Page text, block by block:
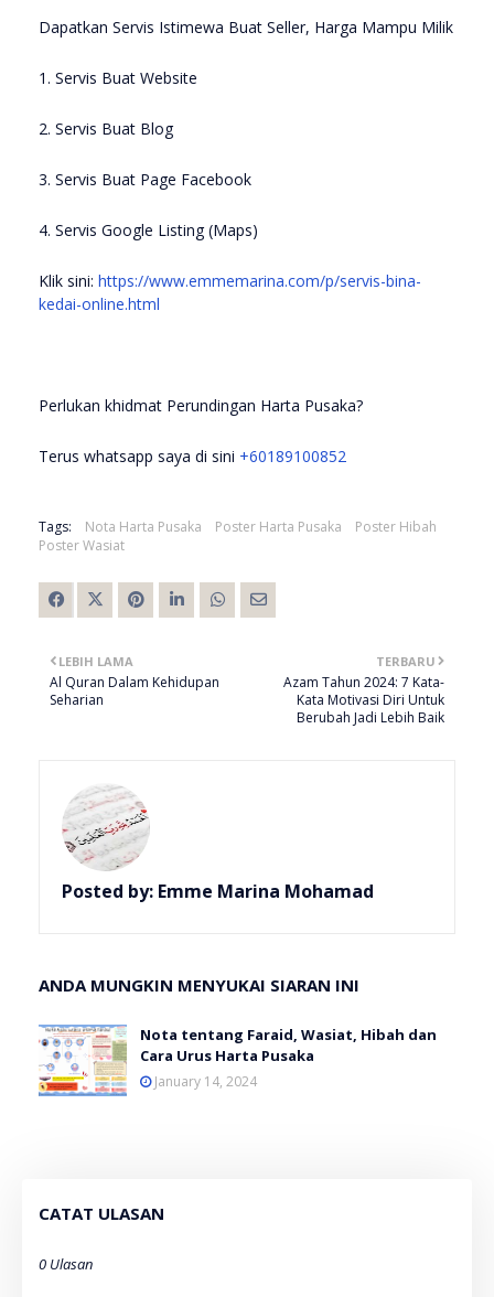
Dapatkan Servis Istimewa Buat Seller, Harga Mampu Milik
1. Servis Buat Website
2. Servis Buat Blog
3. Servis Buat Page Facebook
4. Servis Google Listing (Maps)
Klik sini: https://www.emmemarina.com/p/servis-bina-
kedai-online.html
Perlukan khidmat Perundingan Harta Pusaka?
Terus whatsapp saya di sini +60189100852
Tags: Nota Harta Pusaka Poster Harta Pusaka
Poster Hibah
Poster Wasiat
TERBARU
Azam Tahun 2024: 7 Kata-
Kata Motivasi Diri Untuk
Berubah Jadi Lebih Baik
LEBIH LAMA
Al Quran Dalam Kehidupan
Seharian
Posted by: Emme Marina Mohamad
ANDA MUNGKIN MENYUKAI SIARAN INI
Nota tentang Faraid, Wasiat, Hibah dan
Cara Urus Harta Pusaka
January 14, 2024
CATAT ULASAN
0 Ulasan